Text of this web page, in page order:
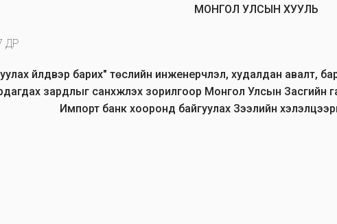
МОНГОЛ УЛСЫН ХУУЛЬ
үйлдвэр барих" төслийн инженерчлэл, худалдан авалт,
зардлыг санхүүжүүлэх зорилгоор Монгол Улсын
Импорт банк хооронд байгуулах Зээлийн